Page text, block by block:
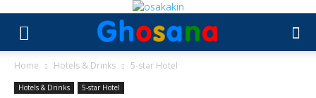
Home Hotels & Drinks 5-star Hotel
Hotels & Drinks 5-star Hotel